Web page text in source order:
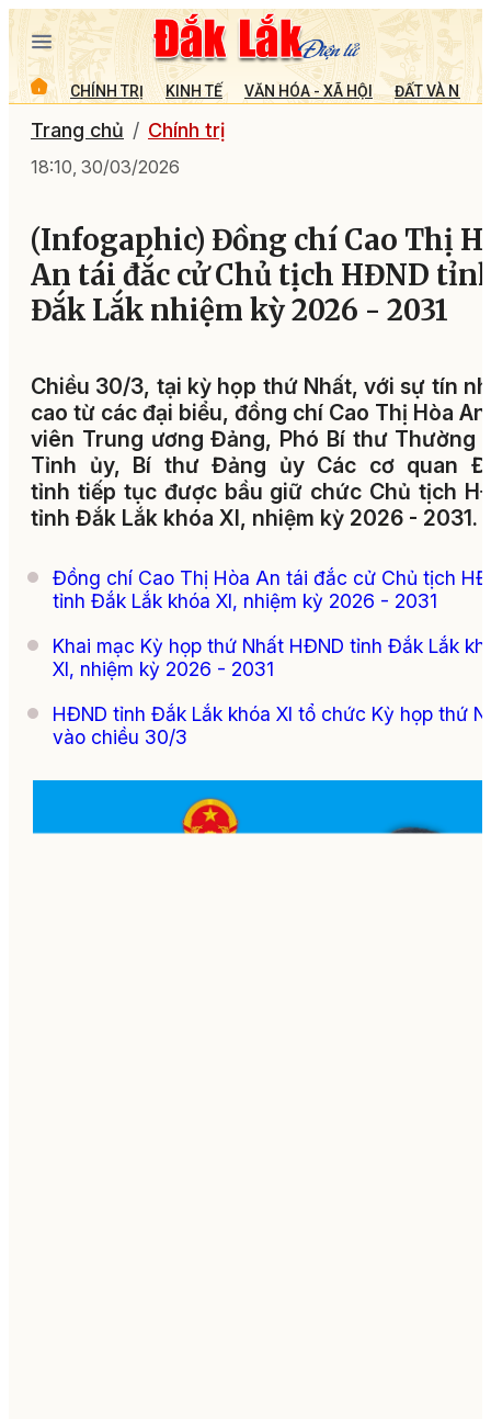
CHÍNH TRỊ KINH TẾ VĂN HÓA - XÃ HỘI ĐẤT VÀ
Trang chủ Chính trị
18:10, 30/03/2026
(Infogaphic) Đồng chí Cao Thị
An tái đắc cử Chủ tịch HĐND
Đắk Lắk nhiệm kỳ 2026 - 2031
Chiều 30/3, tại kỳ họp thứ Nhất, với sự tín
cao từ các đại biểu, đồng chí Cao Thị Hòa
viên Trung ương Đảng, Phó Bí thư Thường
Tỉnh ủy, Bí thư Đảng ủy Các cơ quan
tỉnh tiếp tục được bầu giữ chức Chủ tịch
tỉnh Đắk Lắk khóa XI, nhiệm kỳ 2026 - 2031.
Đồng chí Cao Thị Hòa An tái đắc cử Chủ tịch
tỉnh Đắk Lắk khóa XI, nhiệm kỳ 2026 - 2031
Khai mạc Kỳ họp thứ Nhất HĐND tỉnh Đắk Lắk
XI, nhiệm kỳ 2026 - 2031
HĐND tỉnh Đắk Lắk khóa XI tổ chức Kỳ họp thứ
vào chiều 30/3